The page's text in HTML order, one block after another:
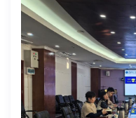
的学习经历，介绍了自己
科研实践中的成长体会。
动推向高潮。几位中国学
们亲手制作出寓意吉祥的
写“福”字，带领大家体验
馨热烈，中外师生在动手
力。本次分享和联欢活动